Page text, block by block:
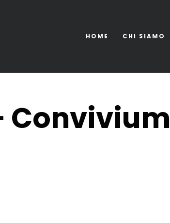
HOME CHI SIAMO
Convivium